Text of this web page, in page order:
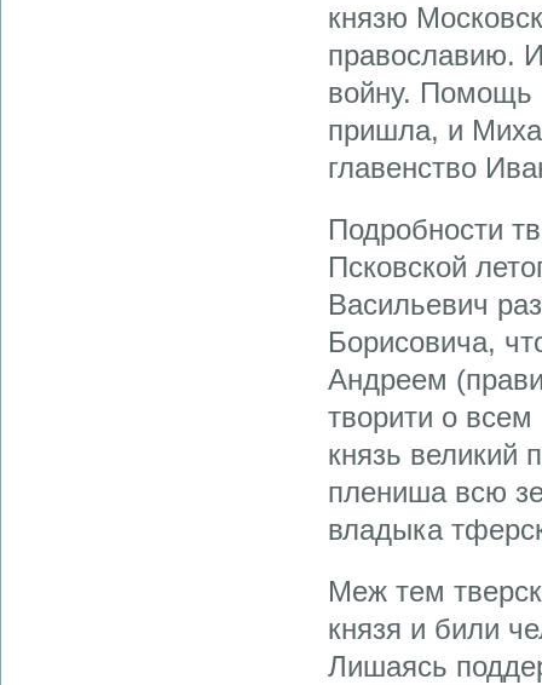
князю
православию.
войну. Помощь
пришла, и
главенство
Подробности
Псковской
Васильевич
Борисовича,
Андреем
творити о всем
князь великий
плениша всю
владыка
Меж тем
князя и били
Лишаясь